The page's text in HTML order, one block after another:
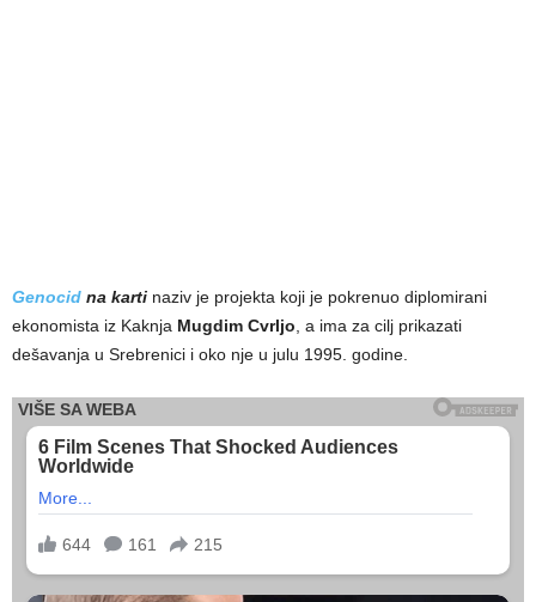
Genocid na karti naziv je projekta koji je pokrenuo diplomirani
ekonomista iz Kaknja Mugdim Cvrljo , a ima za cilj prikazati
dešavanja u Srebrenici i oko nje u julu 1995. godine.